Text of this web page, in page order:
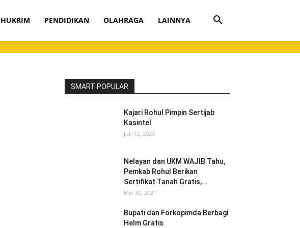
HUKRIM PENDIDIKAN OLAHRAGA LAINNYA
SMART POPULAR
Kajari Rohul Pimpin Sertijab
Kasintel
Juli 12, 2023
Nelayan dan UKM WAJIB Tahu,
Pemkab Rohul Berikan
Sertifikat Tanah Gratis,...
Mei 30, 2021
Bupati dan Forkopimda Berbagi
Helm Gratis